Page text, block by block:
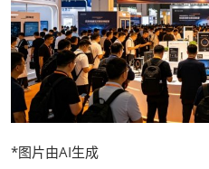
*图片由AI生成